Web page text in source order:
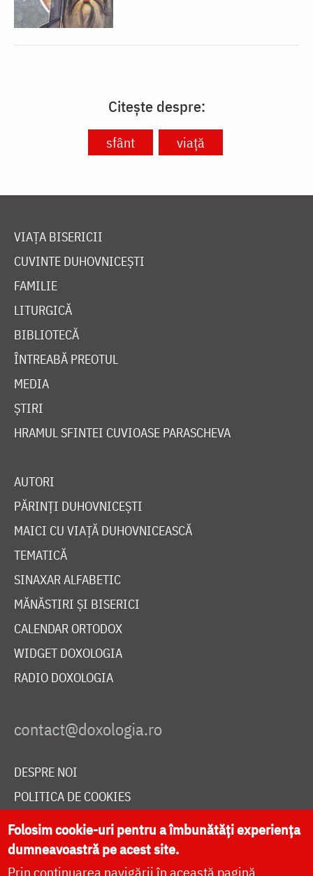
Citește despre:
sfânt viață
VIAȚA BISERICII
CUVINTE DUHOVNICEȘTI
FAMILIE
LITURGICĂ
BIBLIOTECĂ
ÎNTREABĂ PREOTUL
MEDIA
ȘTIRI
HRAMUL SFINTEI CUVIOASE PARASCHEVA
AUTORI
PĂRINȚI DUHOVNICEȘTI
MAICI CU VIAȚĂ DUHOVNICEASCĂ
TEMATICĂ
SINAXAR ALFABETIC
MĂNĂSTIRI ȘI BISERICI
CALENDAR ORTODOX
WIDGET DOXOLOGIA
RADIO DOXOLOGIA
DESPRE NOI
POLITICA DE COOKIES
DONEAZĂ ONLINE PENTRU CATEDRALA NAȚIONALĂ
Folosim cookie-uri pentru a îmbunătăți experiența
dumneavoastră pe acest site.
Prin continuarea navigării în această pagină